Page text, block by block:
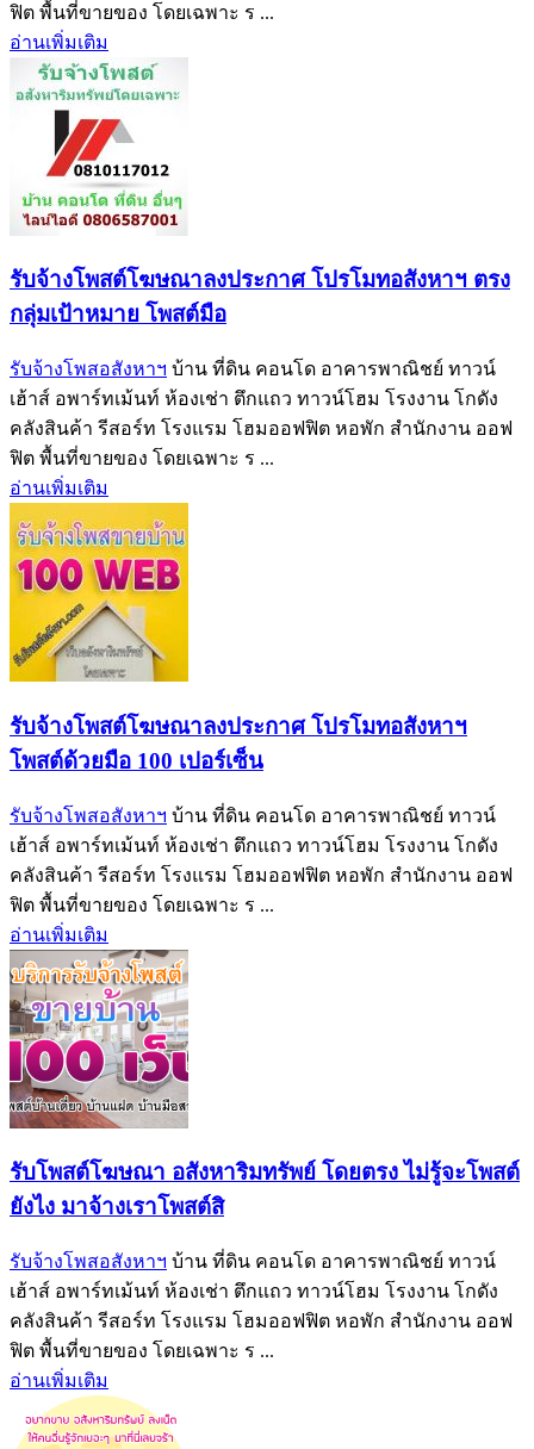
ฟิต พื้นที่ขายของ โดยเฉพาะ ร ...
อ่านเพิ่มเติม
รับจ้างโพสต์โฆษณาลงประกาศ โปรโมทอสังหาฯ ตรง
กลุ่มเป้าหมาย โพสต์มือ
รับจ้างโพสอสังหาฯ บ้าน ที่ดิน คอนโด อาคารพาณิชย์ ทาวน์
เฮ้าส์ อพาร์ทเม้นท์ ห้องเช่า ตึกแถว ทาวน์โฮม โรงงาน โกดัง
คลังสินค้า รีสอร์ท โรงแรม โฮมออฟฟิต หอพัก สำนักงาน ออฟ
ฟิต พื้นที่ขายของ โดยเฉพาะ ร ...
อ่านเพิ่มเติม
รับจ้างโพสต์โฆษณาลงประกาศ โปรโมทอสังหาฯ
โพสต์ด้วยมือ 100 เปอร์เซ็น
รับจ้างโพสอสังหาฯ บ้าน ที่ดิน คอนโด อาคารพาณิชย์ ทาวน์
เฮ้าส์ อพาร์ทเม้นท์ ห้องเช่า ตึกแถว ทาวน์โฮม โรงงาน โกดัง
คลังสินค้า รีสอร์ท โรงแรม โฮมออฟฟิต หอพัก สำนักงาน ออฟ
ฟิต พื้นที่ขายของ โดยเฉพาะ ร ...
อ่านเพิ่มเติม
รับโพสต์โฆษณา อสังหาริมทรัพย์ โดยตรง ไม่รู้จะโพสต์
ยังไง มาจ้างเราโพสต์สิ
รับจ้างโพสอสังหาฯ บ้าน ที่ดิน คอนโด อาคารพาณิชย์ ทาวน์
เฮ้าส์ อพาร์ทเม้นท์ ห้องเช่า ตึกแถว ทาวน์โฮม โรงงาน โกดัง
คลังสินค้า รีสอร์ท โรงแรม โฮมออฟฟิต หอพัก สำนักงาน ออฟ
ฟิต พื้นที่ขายของ โดยเฉพาะ ร ...
อ่านเพิ่มเติม